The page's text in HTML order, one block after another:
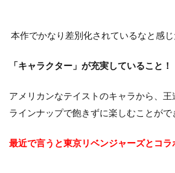
本作でかなり差別化されているなと感
「キャラクター」が充実していること！
アメリカンなテイストのキャラから、
ラインナップで飽きずに楽しむことがで
最近で言うと東京リベンジャーズとコラ